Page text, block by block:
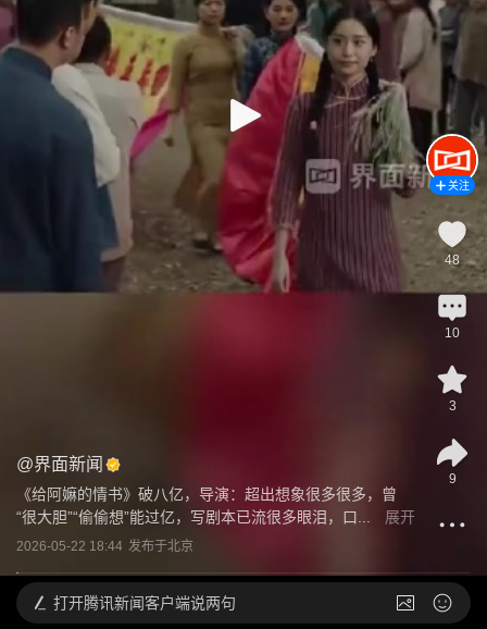
@界面新闻
《给阿嫲的情书》破八亿，导演：超出想象很多很多，曾
“很大胆”“偷偷想”能过亿，写剧本已流很多眼泪，口...
展开
2026-05-22 18:44 发布于北京
关注
48
10
3
9
打开腾讯新闻客户端说两句